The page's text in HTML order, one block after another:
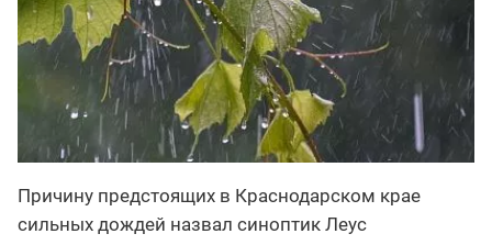
Причину предстоящих в Краснодарском крае
сильных дождей назвал синоптик Леус